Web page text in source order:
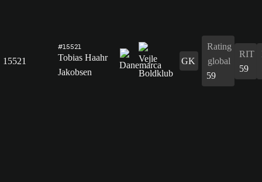
15521
#15521
Tobias Haahr
Jakobsen
GK
Rating
global
59
RIT
59